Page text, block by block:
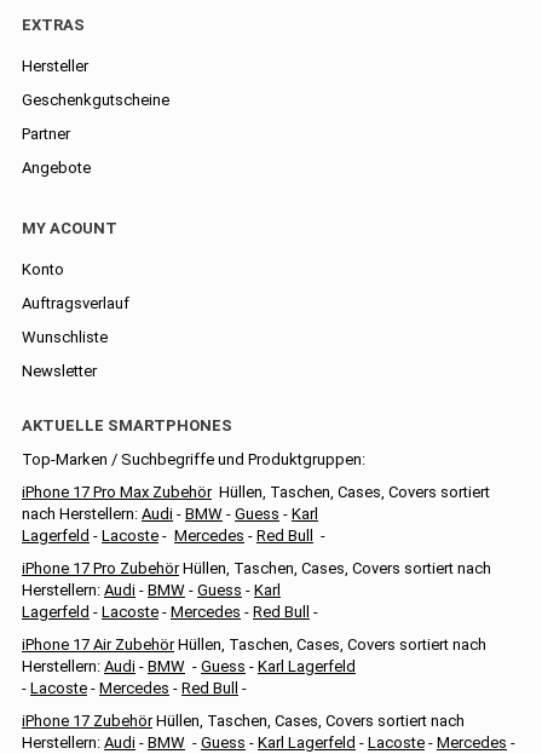
EXTRAS
Hersteller
Geschenkgutscheine
Partner
Angebote
MY ACOUNT
Konto
Auftragsverlauf
Wunschliste
Newsletter
AKTUELLE SMARTPHONES
Top-Marken / Suchbegriffe und Produktgruppen:
iPhone 17 Pro Max ZubehörHüllen, Taschen, Cases, Covers sortiert
nach Herstellern: Audi - BMW - Guess - Karl
Lagerfeld - Lacoste - Mercedes - Red Bull
-
iPhone 17 Pro ZubehörHüllen, Taschen, Cases, Covers sortiert nach
Herstellern: Audi - BMW - Guess - Karl
Lagerfeld - Lacoste - Mercedes - Red Bull
-
iPhone 17 Air ZubehörHüllen, Taschen, Cases, Covers sortiert nach
Herstellern: Audi - BMW - Guess - Karl Lagerfeld
- Lacoste - Mercedes - Red Bull
-
iPhone 17 ZubehörHüllen, Taschen, Cases, Covers sortiert nach
Herstellern: Audi - BMW - Guess - Karl Lagerfeld - Lacoste - Mercedes -